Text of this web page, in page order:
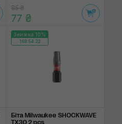
85 ₴
77 ₴
Знижка 10%
168:54:22
Біта Milwaukee SHOCKWAVE
TX30 2 pcs